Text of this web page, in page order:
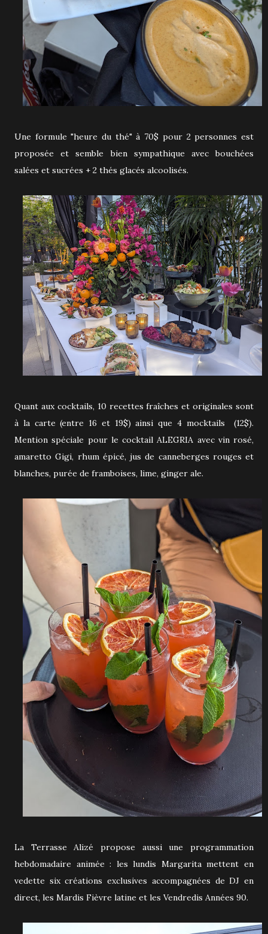
Une formule "heure du thé" à 70$ pour 2 personnes est
proposée et semble bien sympathique avec bouchées
salées et sucrées + 2 thés glacés alcoolisés.
Quant aux cocktails, 10 recettes fraîches et originales sont
à la carte (entre 16 et 19$) ainsi que 4 mocktails (12$).
Mention spéciale pour le cocktail ALEGRIA avec vin rosé,
amaretto Gigi, rhum épicé, jus de canneberges rouges et
blanches, purée de framboises, lime, ginger ale.
La Terrasse Alizé propose aussi une programmation
hebdomadaire animée : les lundis Margarita mettent en
vedette six créations exclusives accompagnées de DJ en
direct, les Mardis Fièvre latine et les Vendredis Années 90.